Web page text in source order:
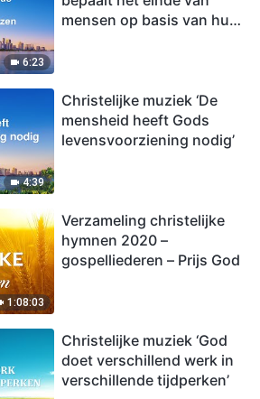
6:23
mensen op basis van hun
4:39
Christelijke muziek ‘De
mensheid heeft Gods
levensvoorziening nodig’
1:08:03
Verzameling christelijke
hymnen 2020 –
gospelliederen – Prijs God
Christelijke muziek ‘God
doet verschillend werk in
verschillende tijdperken’